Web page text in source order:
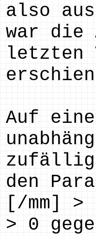
also
war die
letzten
Auf
den
[/mm] >
> 0